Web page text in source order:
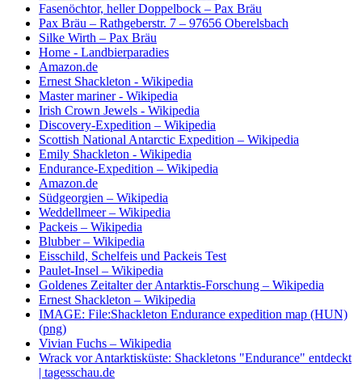
Fasenöchtor, heller Doppelbock – Pax Bräu
Pax Bräu – Rathgeberstr. 7 – 97656 Oberelsbach
Silke Wirth – Pax Bräu
Home - Landbierparadies
Amazon.de
Ernest Shackleton - Wikipedia
Master mariner - Wikipedia
Irish Crown Jewels - Wikipedia
Discovery-Expedition – Wikipedia
Scottish National Antarctic Expedition – Wikipedia
Emily Shackleton - Wikipedia
Endurance-Expedition – Wikipedia
Amazon.de
Südgeorgien – Wikipedia
Weddellmeer – Wikipedia
Packeis – Wikipedia
Blubber – Wikipedia
Eisschild, Schelfeis und Packeis Test
Paulet-Insel – Wikipedia
Goldenes Zeitalter der Antarktis-Forschung – Wikipedia
Ernest Shackleton – Wikipedia
IMAGE: File:Shackleton Endurance expedition map (HUN)
(png)
Vivian Fuchs – Wikipedia
Wrack vor Antarktisküste: Shackletons "Endurance" entdeckt
| tagesschau.de